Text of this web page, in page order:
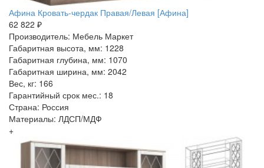
Афина Кровать-чердак Правая/Левая [Афина]
62 822 ₽
Производитель: Мебель Маркет
Габаритная высота, мм: 1228
Габаритная глубина, мм: 1070
Габаритная ширина, мм: 2042
Вес, кг: 166
Гарантийный срок мес.: 18
Страна: Россия
Материалы: ЛДСП/МДФ
+